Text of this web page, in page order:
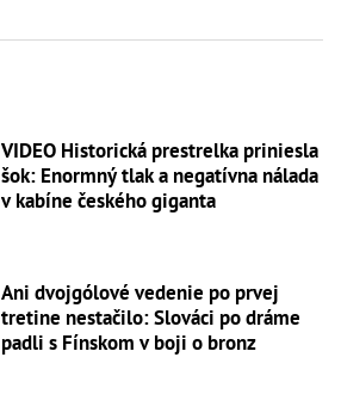
VIDEO Historická prestrelka priniesla
šok: Enormný tlak a negatívna nálada
v kabíne českého giganta
Ani dvojgólové vedenie po prvej
tretine nestačilo: Slováci po dráme
padli s Fínskom v boji o bronz